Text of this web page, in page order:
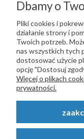
Copyright © 2023
Dbamy o
Pliki cookies i
działanie strony i
Twoich potrzeb.
nas wszystkich tych
dostosować użycie
opcję "Dostosuj
Więcej o plikach
prywatności.